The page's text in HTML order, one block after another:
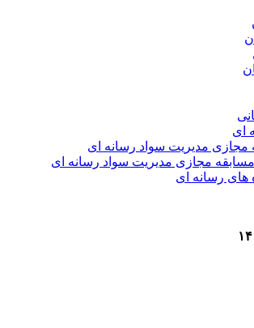
ای
مجازی مدیریت سواد رسانه ای
مجازی مدیریت سواد رسانه ای
های رسانه ای